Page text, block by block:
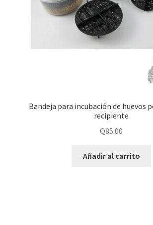
Bandeja para incubación de huevos
recipiente
Q85.00
Añadir al carrito